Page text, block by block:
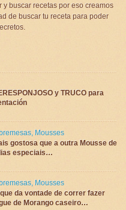
buscar recetas por eso creamos
de buscar tu receta para poder
y TRUCO para
, Mousses
gostosa que a outra Mousse de
especiais…
, Mousses
da vontade de correr fazer
de Morango caseiro…